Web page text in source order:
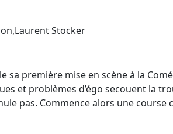
Stocker
sa première mise en scène à la
et problèmes d’égo secouent la
pas. Commence alors une